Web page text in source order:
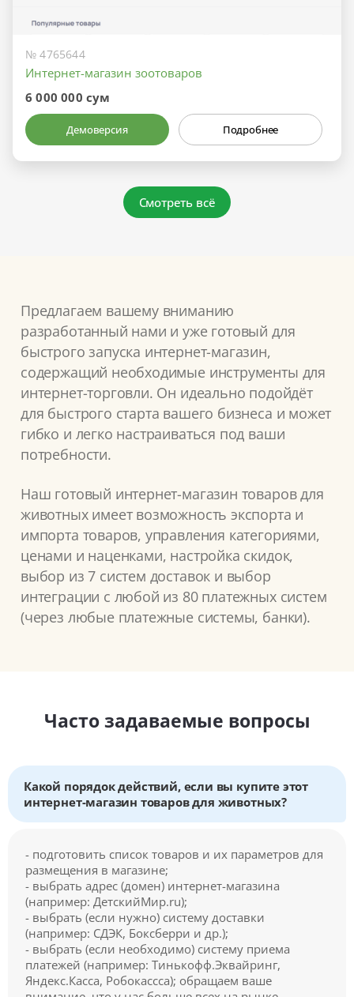
№ 4765644
Интернет-магазин зоотоваров
6 000 000 сум
Демоверсия Подробнее
Смотреть всё
Предлагаем вашему вниманию
разработанный нами и уже готовый для
быстрого запуска интернет-магазин,
содержащий необходимые инструменты для
интернет-торговли. Он идеально подойдёт
для быстрого старта вашего бизнеса и может
гибко и легко настраиваться под ваши
потребности.
Наш готовый интернет-магазин товаров для
животных имеет возможность экспорта и
импорта товаров, управления категориями,
ценами и наценками, настройка скидок,
выбор из 7 систем доставок и выбор
интеграции с любой из 80 платежных систем
(через любые платежные системы, банки).
Часто задаваемые вопросы
Какой порядок действий, если вы купите этот
интернет-магазин товаров для животных?
- подготовить список товаров и их параметров для
размещения в магазине;
- выбрать адрес (домен) интернет-магазина
(например: ДетскийМир.ru);
- выбрать (если нужно) систему доставки
(например: СДЭК, Боксберри и др.);
- выбрать (если необходимо) систему приема
платежей (например: Тинькофф.Эквайринг,
Яндекс.Касса, Робокассса); обращаем ваше